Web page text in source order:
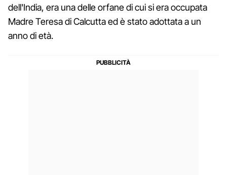
dell'India, era una delle orfane di cui si era occupata
Madre Teresa di Calcutta ed è stato adottata a un
anno di età.